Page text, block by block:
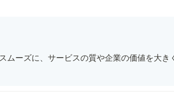
ーズに、サービスの質や企業の価値を大き